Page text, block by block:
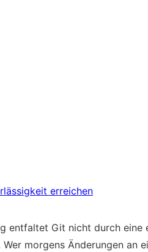
erreichen
Git nicht durch eine
morgens Änderungen an